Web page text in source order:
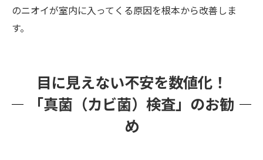
のニオイが室内に入ってくる原因を根本から改善しま
す。
目に見えない不安を数値化！
「真菌（カビ菌）検査」のお勧
め